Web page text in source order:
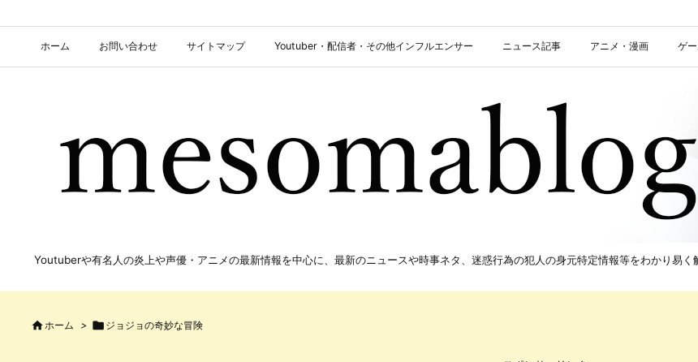
ホーム お問い合わせ サイトマップ Youtuber・配信者・その他インフルエンサー ニュース記事 アニメ・漫画 ゲ
Youtuberや有名人の炎上や声優・アニメの最新情報を中心に、最新のニュースや時事ネタ、迷惑行為の犯人の身元特定情報等をわかり易
 ホーム >  ジョジョの奇妙な冒険